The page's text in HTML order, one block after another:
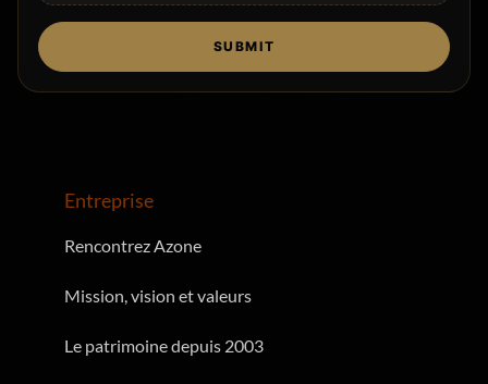
SUBMIT
Entreprise
Rencontrez Azone
Mission, vision et valeurs
Le patrimoine depuis 2003